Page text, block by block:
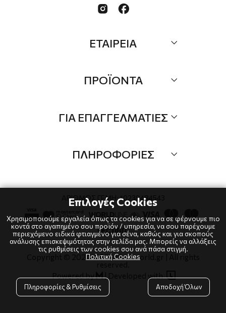
 
ΕΤΑΙΡΕΙΑ
Επικοινωνία
ΠΡΟΪΟΝΤΑ
Προσφορές
Brands
ΓΙΑ ΕΠΑΓΓΕΛΜΑΤΙΕΣ
Λογαριαμός
Τρόποι πληρωμής
Επιστροφές
ΠΛΗΡΟΦΟΡΙΕΣ
Πολιτική Απορρήτου
Copyright © 2024-2026 dianaworld.gr | All rights
Powered by
| Developed with
ΑΡΙΘΜΟΣ ΓΕΜΗ: 10239484543
Επιλογές Cookies
Χρησιμοποιούμε εργαλεία όπως τα cookies για να σε φέρνουμε πιο
κοντά στο αγαπημένο σου προϊόν / υπηρεσία, να σου παρέχουμε
περιεχόμενο ειδικά φτιαγμένο για σένα, καθώς και για σκοπούς
ανάλυσης επισκεψιμότητας στην σελίδα μας. Μπορείς να αλλάξεις
τις ρυθμίσεις των cookies σου ανά πάσα στιγμή.
Πολιτική Cookies
Πληροφορίες & Ρυθμίσεις Αποδοχή Όλων